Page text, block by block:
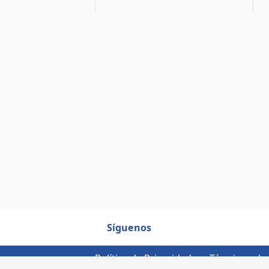
Síguenos
Política de Privacidad Términos de